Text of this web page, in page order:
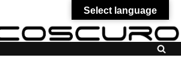
Select language